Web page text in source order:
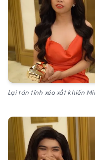
Lại tán tỉnh xéo xắt khiến